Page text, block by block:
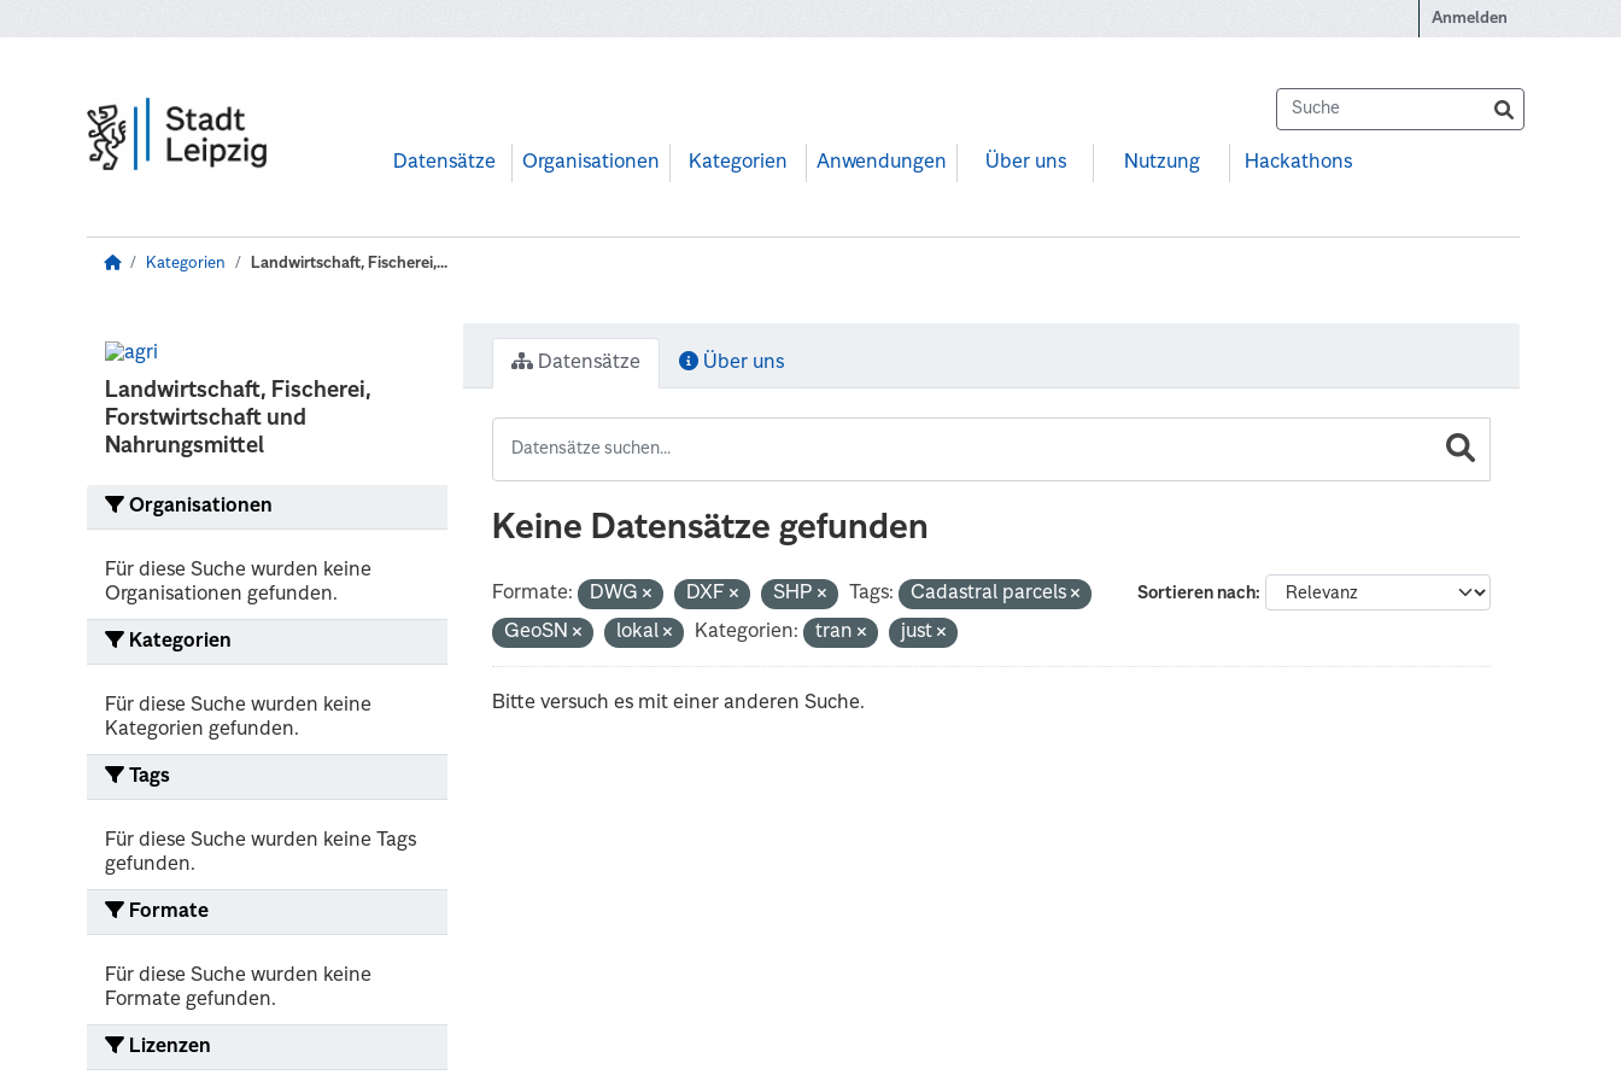
Anmelden
Datensätze Organisationen Kategorien Anwendungen Über uns Nutzung Hackathons
Kategorien Landwirtschaft, Fischerei,...
Landwirtschaft, Fischerei,
Forstwirtschaft und
Nahrungsmittel
Organisationen
Für diese Suche wurden keine
Organisationen gefunden.
Kategorien
Für diese Suche wurden keine
Kategorien gefunden.
Tags
Für diese Suche wurden keine Tags
gefunden.
Formate
Für diese Suche wurden keine
Formate gefunden.
Lizenzen
Datensätze Über uns
Keine Datensätze gefunden
Sortieren nach
Formate: DWG DXF SHP Tags:
Cadastral parcels
GeoSN
lokal Kategorien: tran just
Bitte versuch es mit einer anderen Suche.